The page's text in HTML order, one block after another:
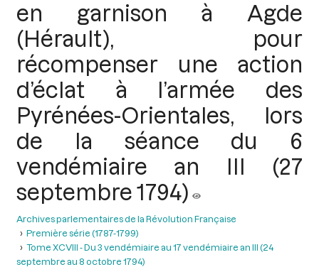
en garnison à Agde
(Hérault), pour
récompenser une action
d’éclat à l’armée des
Pyrénées-Orientales, lors
de la séance du 6
vendémiaire an III (27
septembre 1794)
Archives parlementaires de la Révolution Française
Première série (1787-1799)
Tome XCVIII - Du 3 vendémiaire au 17 vendémiaire an III (24
septembre au 8 octobre 1794)